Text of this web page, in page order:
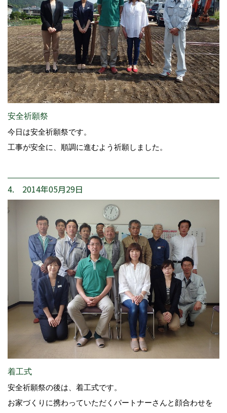
安全祈願祭
今日は安全祈願祭です。
工事が安全に、順調に進むよう祈願しました。
4. 2014年05月29日
着工式
安全祈願祭の後は、着工式です。
お家づくりに携わっていただくパートナーさんと顔合わせを